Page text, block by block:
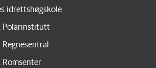
idrettshøgskole
Polarinstitutt
Romsenter